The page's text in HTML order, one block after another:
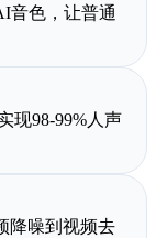
音色，让普通
现98-99%人声
降噪到视频去